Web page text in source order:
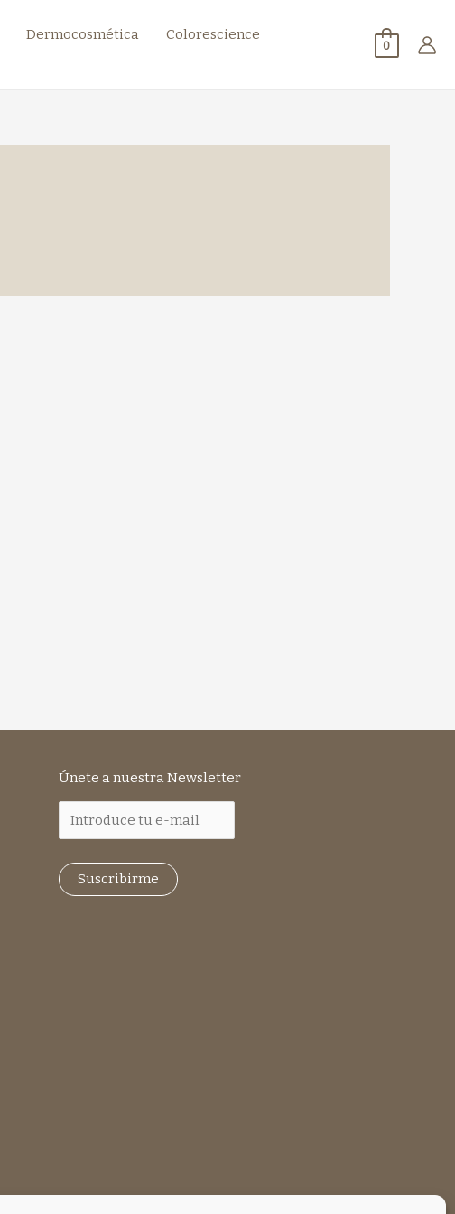
Dermocosmética
Colorescience
0
Únete a nuestra Newsletter